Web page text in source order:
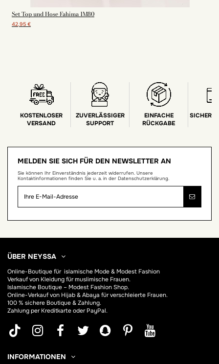
Set Top und Hose Fahima 1M80
42,95 €
KOSTENLOSER
VERSAND
ZUVERLÄSSIGER
SUPPORT
EINFACHE
RÜCKGABE
SICHERE
MELDEN SIE SICH FÜR DEN NEWSLETTER AN
Sie können Ihr Einverständnis jederzeit widerrufen. Unsere
Kontaktinformationen finden Sie u. a. in der Datenschutzerklärung.
ÜBER NEYSSA
Online-Boutique für islamische Mode & Modest Fashion
Verkauf von Kleidung für muslimische Frauen.
Islamische Boutique – Modest Fashion Shop.
Online-Verkauf von Hijab &Abaya für verschleierte Frauen.
100 % sichere Boutique & Zahlung.
Zahlung per Kreditkarte oder PayPal.
INFORMATIONEN